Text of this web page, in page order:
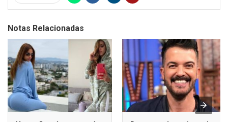
Notas Relacionadas